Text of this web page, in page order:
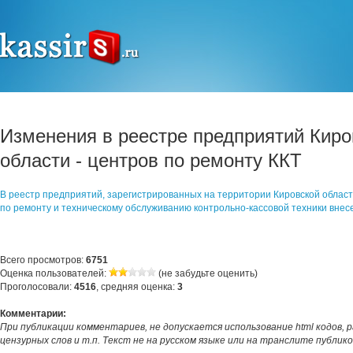
Изменения в реестре предприятий
области - центров по ремонту ККТ
В реестр предприятий, зарегистрированных на территории Кировской
по ремонту и техническому обслуживанию контрольно-кассовой техники
Всего просмотров: 6751
Оценка пользователей:
(не забудьте оценить)
Проголосовали: 4516, средняя оценка: 3
Комментарии:
При публикации комментариев, не допускается использование html кодов,
цензурных слов и т.п. Текст не на русском языке или на транслите